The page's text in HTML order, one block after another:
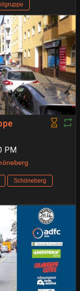
PM
Schöneberg